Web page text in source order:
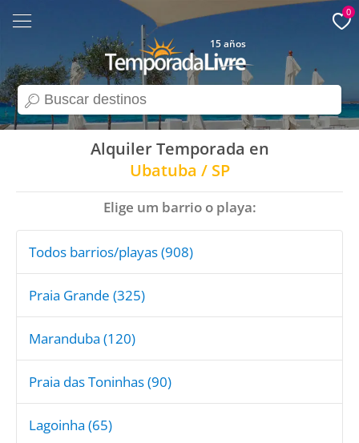
search
15 años
0
Alquiler Temporada en
Ubatuba / SP
Elige um barrio o playa:
Todos barrios/playas (908)
Praia Grande (325)
Maranduba (120)
Praia das Toninhas (90)
Lagoinha (65)